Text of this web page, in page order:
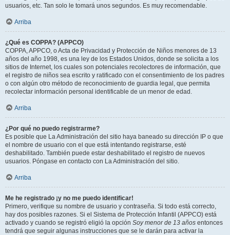
usuarios, etc. Tan solo le tomará unos segundos. Es muy recomendable.
Arriba
¿Qué es COPPA? (APPCO)
COPPA, APPCO, o Acta de Privacidad y Protección de Niños menores de 13
años del año 1998, es una ley de los Estados Unidos, donde se solicita a los
sitios de Internet, los cuales son potenciales recolectores de información, que
el registro de niños sea escrito y ratificado con el consentimiento de los padres
o con algún otro método de reconocimiento de guardia legal, que permita
recolectar información personal identificable de un menor de edad.
Arriba
¿Por qué no puedo registrarme?
Es posible que La Administración del sitio haya baneado su dirección IP o que
el nombre de usuario con el que está intentando registrarse, esté
deshabilitado. También puede estar deshabilitado el registro de nuevos
usuarios. Póngase en contacto con La Administración del sitio.
Arriba
Me he registrado ¡y no me puedo identificar!
Primero, verifique su nombre de usuario y contraseña. Si todo está correcto,
hay dos posibles razones. Si el Sistema de Protección Infantil (APPCO) está
activado y cuando se registró eligió la opción Soy menor de 13 años entonces
tendrá que seguir algunas instrucciones que se le darán para activar la